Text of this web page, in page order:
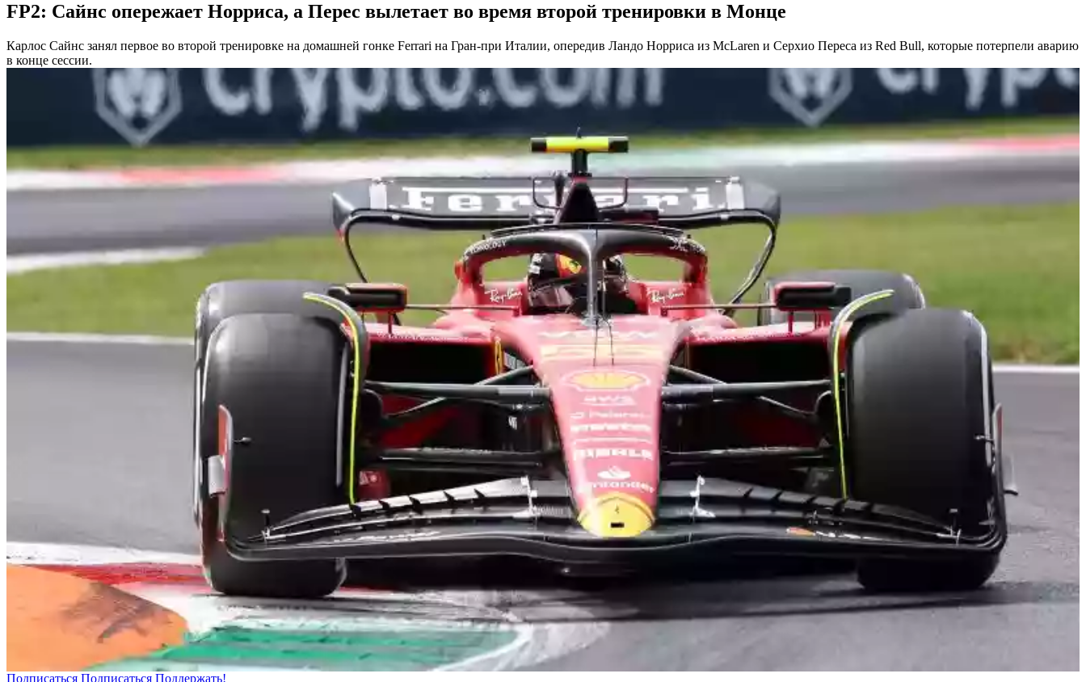
FP2: Сайнс опережает Норриса, а Перес вылетает во время второй тренировки в Монце
Карлос Сайнс занял первое во второй тренировке на домашней гонке Ferrari на Гран-при Италии, опередив Ландо Норриса из McLaren и Серхио Переса из Red Bull, которые потерпели аварию
в конце сессии.
Подписаться Подписаться Поддержать!